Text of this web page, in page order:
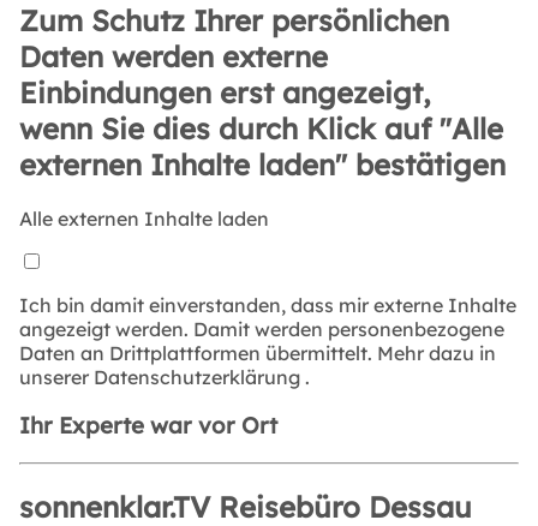
Zum Schutz Ihrer persönlichen
Daten werden externe
Einbindungen erst angezeigt,
wenn Sie dies durch Klick auf "Alle
externen Inhalte laden" bestätigen
Alle externen Inhalte laden
Ich bin damit einverstanden, dass mir externe Inhalte
angezeigt werden. Damit werden personenbezogene
Daten an Drittplattformen übermittelt. Mehr dazu in
unserer Datenschutzerklärung .
Ihr Experte war vor Ort
sonnenklar.TV Reisebüro Dessau